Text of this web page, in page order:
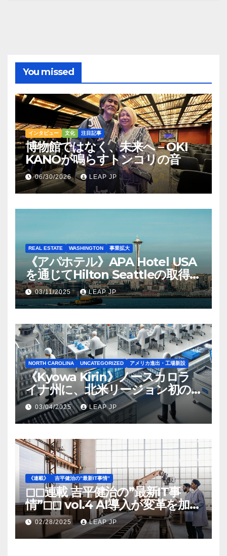
You missed
インタビュー 文化 注目記事
博物館ではなく、未来へ – OKI
KANOが鳴らすトンコリの音
06/30/2026 LEAP JP
REAL ESTATE WASHINGTON 事業拡大
《アパホテル》APA Hotel USA
を通じてHilton Seattleの取得を
完了
03/11/2025 LEAP JP
NORTH CAROLINA UNCATEGORIZED アメリカ進出・工場新設
《Kyowa Kirin》ノースカロラ
イナ州に、北米リージョン初の
工場建設を決定
03/04/2025 LEAP JP
《連載》 吉平健治の”最新IT事情”
◻︎◻︎連載 吉平健治の”最新IT事
情”◻︎◻︎ vol.4 AI導入が変革を加速
する米国製造業の最前線
02/28/2025 LEAP JP